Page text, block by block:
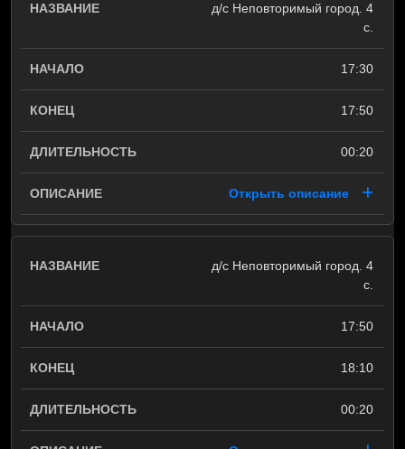
д/с Неповторимый город. 4
с.
17:30
17:50
00:20
Открыть описание
д/с Неповторимый город. 4
с.
17:50
18:10
00:20